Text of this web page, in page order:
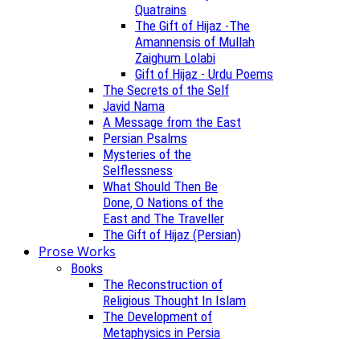
Quatrains
The Gift of Hijaz -The
Amannensis of Mullah
Zaighum Lolabi
Gift of Hijaz - Urdu Poems
The Secrets of the Self
Javid Nama
A Message from the East
Persian Psalms
Mysteries of the
Selflessness
What Should Then Be
Done, O Nations of the
East and The Traveller
The Gift of Hijaz (Persian)
Prose Works
Books
The Reconstruction of
Religious Thought In Islam
The Development of
Metaphysics in Persia